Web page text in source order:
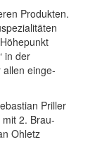
Produkten.
in der
allen einge­
Priller
mit 2. Brau­
Ohletz